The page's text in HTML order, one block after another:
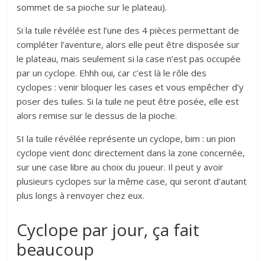
sommet de sa pioche sur le plateau).
Si la tuile révélée est l’une des 4 pièces permettant de
compléter l’aventure, alors elle peut être disposée sur
le plateau, mais seulement si la case n’est pas occupée
par un cyclope. Ehhh oui, car c’est là le rôle des
cyclopes : venir bloquer les cases et vous empêcher d’y
poser des tuiles. Si la tuile ne peut être posée, elle est
alors remise sur le dessus de la pioche.
SI la tuile révélée représente un cyclope, bim : un pion
cyclope vient donc directement dans la zone concernée,
sur une case libre au choix du joueur. Il peut y avoir
plusieurs cyclopes sur la même case, qui seront d’autant
plus longs à renvoyer chez eux.
Cyclope par jour, ça fait
beaucoup